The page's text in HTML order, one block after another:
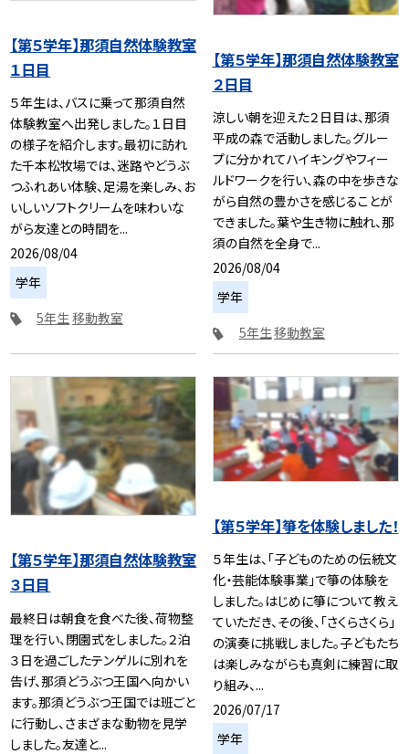
【第５学年】那須自然体験教室
１日目
５年生は、バスに乗って那須自然
体験教室へ出発しました。１日目
の様子を紹介します。最初に訪れ
た千本松牧場では、迷路やどうぶ
つふれあい体験、足湯を楽しみ、お
いしいソフトクリームを味わいな
がら友達との時間を...
2026/08/04
学年
5年生 移動教室
【第５学年】那須自然体験教室
２日目
涼しい朝を迎えた２日目は、那須
平成の森で活動しました。グルー
プに分かれてハイキングやフィー
ルドワークを行い、森の中を歩きな
がら自然の豊かさを感じることが
できました。葉や生き物に触れ、那
須の自然を全身で...
2026/08/04
学年
5年生移動教室
【第５学年】那須自然体験教室
３日目
最終日は朝食を食べた後、荷物整
理を行い、閉園式をしました。２泊
３日を過ごしたテンゲルに別れを
告げ、那須どうぶつ王国へ向かい
ます。那須どうぶつ王国では班ごと
に行動し、さまざまな動物を見学
しました。友達と...
【第５学年】箏を体験しました！
５年生は、「子どものための伝統文
化・芸能体験事業」で箏の体験を
しました。はじめに箏について教え
ていただき、その後、「さくらさくら」
の演奏に挑戦しました。子どもたち
は楽しみながらも真剣に練習に取
り組み、...
2026/07/17
学年